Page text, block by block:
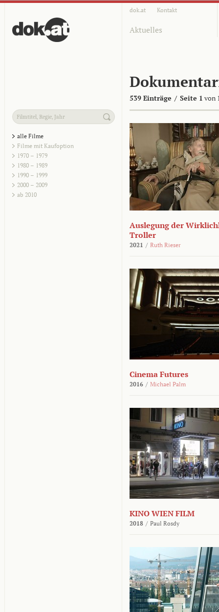
dok.at Kontakt
Aktuelles
539 Einträge / Seite 1 von
alle Filme
Filme mit Kaufoption
1970 – 1979
1980 – 1989
1990 – 1999
2000 – 2009
ab 2010
Auslegung der
Troller
2021 / Ruth Rieser
Cinema Futures
2016 / Michael Palm
KINO WIEN FILM
2018 / Paul Rosdy